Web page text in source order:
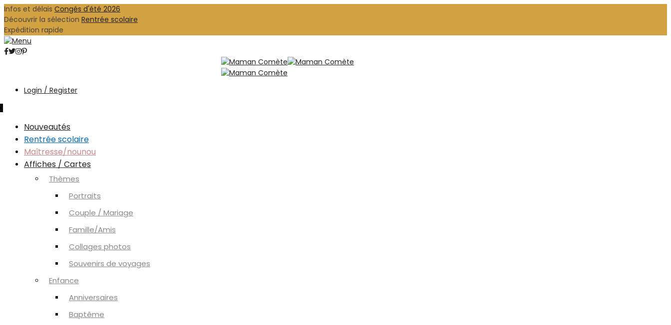
Infos et délais Congés d'été 2026
Découvrir la sélection Rentrée scolaire
Expédition rapide
Login / Register
Nouveautés
Rentrée scolaire
Maîtresse/nounou
Affiches / Cartes
Thèmes
Portraits
Couple / Mariage
Famille/Amis
Collages photos
Souvenirs de voyages
Enfance
Anniversaires
Baptême